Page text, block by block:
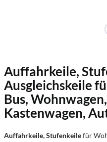
Auffahrkeile,
Ausgleichskeile
Bus,
Kastenwagen,
Auffahrkeile, Stufenkeilefür